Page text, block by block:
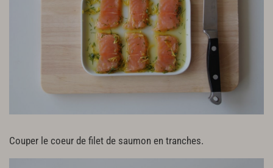
Couper le coeur de filet de saumon en tranches.